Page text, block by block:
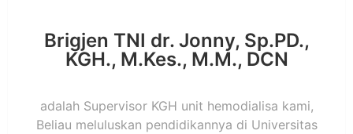
Brigjen TNI dr. Jonny, Sp.PD.,
KGH., M.Kes., M.M., DCN
adalah Supervisor KGH unit hemodialisa kami,
Beliau meluluskan pendidikannya di Universitas